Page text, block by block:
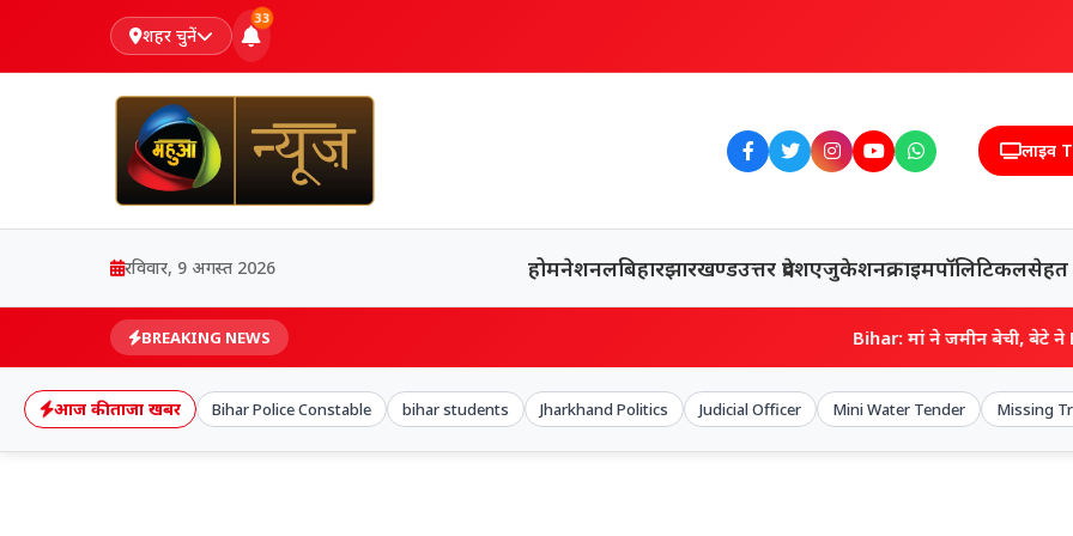
शहर चुनें
33
लाइव
रविवार, 9 अगस्त 2026 होमनेशनलबिहारझारखण्डउत्तर प्रदेशएजुकेशनक्राइमपॉलिटिकलसेहत
BREAKING NEWS Bihar: मां ने जमीन बेची, बेटे ने B.Ed.-PG-
आज की ताजा खबर Bihar Police Constable bihar students Jharkhand Politics Judicial Officer Mini Water Tender Missing